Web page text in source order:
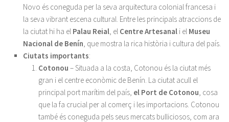
Novo és coneguda per la seva arquitectura colonial francesa i
la seva vibrant escena cultural. Entre les principals atraccions de
la ciutat hi ha el Palau Reial, el Centre Artesanal i el Museu
Nacional de Benín, que mostra la rica història i cultura del país.
Ciutats importants:
Cotonou – Situada a la costa, Cotonou és la ciutat més
gran i el centre econòmic de Benín. La ciutat acull el
principal port marítim del país, el Port de Cotonou, cosa
que la fa crucial per al comerç i les importacions. Cotonou
també és coneguda pels seus mercats bulliciosos, com ara